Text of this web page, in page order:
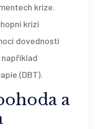
krize.
krizi
dovedností
(DBT).
a